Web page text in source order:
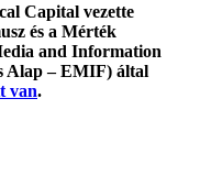
Capital vezette
és a Mérték
and Information
Alap – EMIF) által
van.